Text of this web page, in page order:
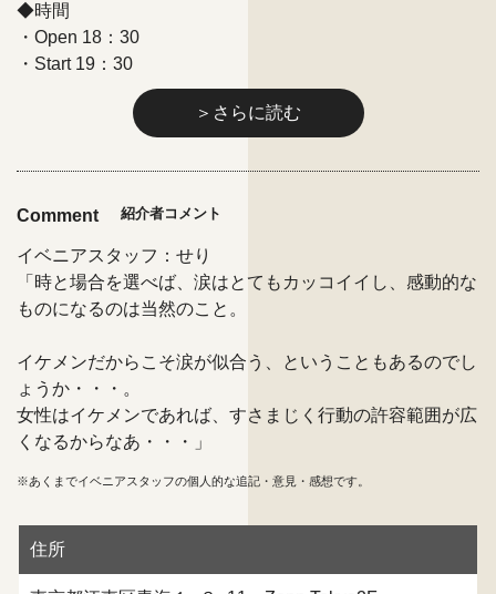
◆時間
・Open 18：30
・Start 19：30
＞さらに読む
Comment 紹介者コメント
イベニアスタッフ：せり
「時と場合を選べば、涙はとてもカッコイイし、感動的な
ものになるのは当然のこと。
イケメンだからこそ涙が似合う、ということもあるのでし
ょうか・・・。
女性はイケメンであれば、すさまじく行動の許容範囲が広
くなるからなあ・・・」
※あくまでイベニアスタッフの個人的な追記・意見・感想です。
住所